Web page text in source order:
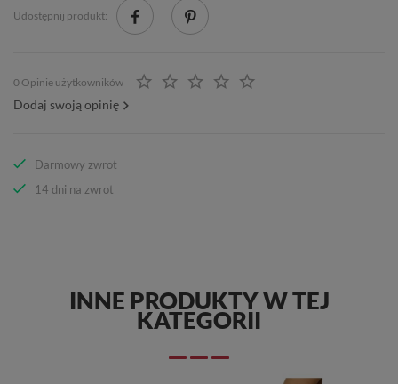
Udostępnij produkt:
0 Opinie użytkowników
Dodaj swoją opinię
Darmowy zwrot
14 dni na zwrot
INNE PRODUKTY W TEJ
KATEGORII